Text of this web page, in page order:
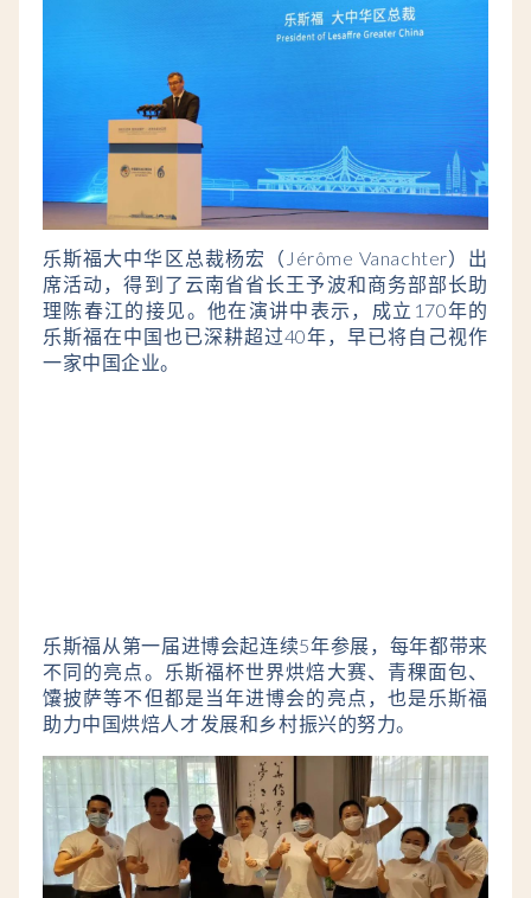
乐斯福大中华区总裁杨宏（Jérôme Vanachter）出
席活动，得到了云南省省长王予波和商务部部长助
理陈春江的接见。他在演讲中表示，成立170年的
乐斯福在中国也已深耕超过40年，早已将自己视作
一家中国企业。
乐斯福从第一届进博会起连续5年参展， 每年都带来
不同的亮点。乐斯福杯世界烘焙大赛、青稞面包、
馕披萨等不但都是当年进博会的亮点，也是乐斯福
助力中国烘焙人才发展和乡村振兴的努力。